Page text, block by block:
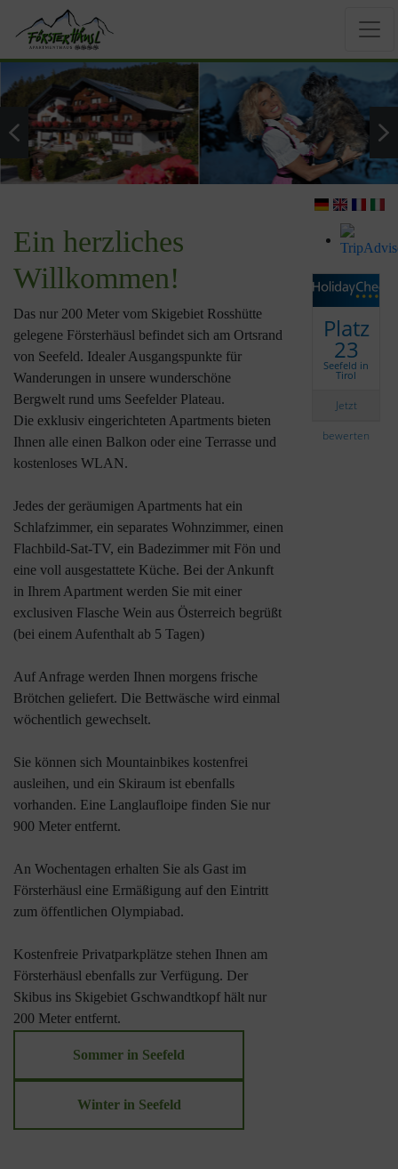
Ein herzliches
Willkommen!
Das nur 200 Meter vom Skigebiet Rosshütte
gelegene Försterhäusl befindet sich am Ortsrand
von Seefeld. Idealer Ausgangspunkte für
Wanderungen in unsere wunderschöne
Bergwelt rund ums Seefelder Plateau.
Die exklusiv eingerichteten Apartments bieten
Ihnen alle einen Balkon oder eine Terrasse und
kostenloses WLAN.
Jedes der geräumigen Apartments hat ein
Schlafzimmer, ein separates Wohnzimmer, einen
Flachbild-Sat-TV, ein Badezimmer mit Fön und
eine voll ausgestattete Küche. Bei der Ankunft
in Ihrem Apartment werden Sie mit einer
exclusiven Flasche Wein aus Österreich begrüßt
(bei einem Aufenthalt ab 5 Tagen)
Auf Anfrage werden Ihnen morgens frische
Brötchen geliefert. Die Bettwäsche wird einmal
wöchentlich gewechselt.
Sie können sich Mountainbikes kostenfrei
ausleihen, und ein Skiraum ist ebenfalls
vorhanden. Eine Langlaufloipe finden Sie nur
900 Meter entfernt.
An Wochentagen erhalten Sie als Gast im
Försterhäusl eine Ermäßigung auf den Eintritt
zum öffentlichen Olympiabad.
Kostenfreie Privatparkplätze stehen Ihnen am
Försterhäusl ebenfalls zur Verfügung. Der
Skibus ins Skigebiet Gschwandtkopf hält nur
200 Meter entfernt.
Platz
23
Seefeld in
Tirol
Försterhäusl
Jetzt
bewerten
Sommer in Seefeld
Winter in Seefeld